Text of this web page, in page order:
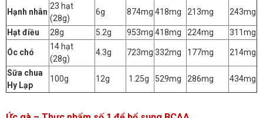
Hạnh nhân
23 hạt
(28g)
6g 874mg 418mg 213mg 243mg
Hạt điều 28g 5.2g 953mg 418mg 224mg 311mg
Óc chó
14 hạt
(28g)
4.3g 723mg 332mg 177mg 214mg
Sữa chua
Hy Lạp
100g 12g 1.25g 529mg 286mg 434mg